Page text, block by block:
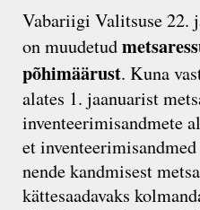
Vabariigi Valitsuse 22.
on muudetud
põhimäärust. Kuna
alates 1. jaanuarist
inventeerimisandmete
et
nende kandmisest
kättesaadavaks